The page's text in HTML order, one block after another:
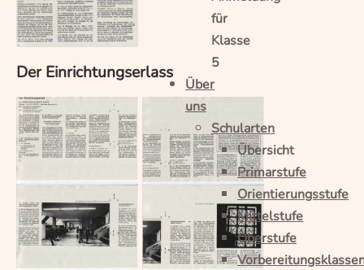
für
Klasse
5
Über
uns
Schularten
Übersicht
Primarstufe
Orientierungsstufe
Mittelstufe
Oberstufe
Der Einrichtungserlass